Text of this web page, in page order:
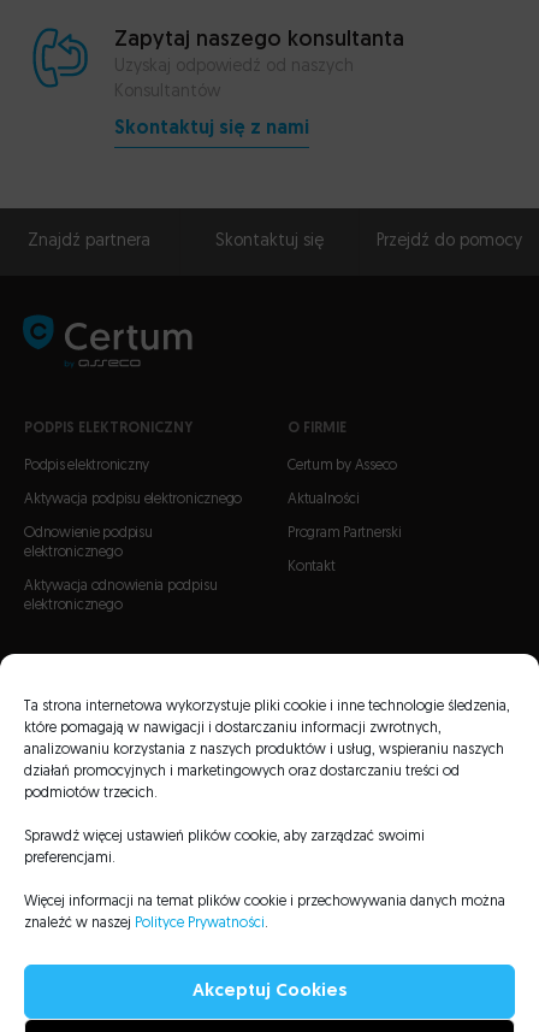
Ta strona internetowa wykorzystuje pliki cookie i inne technologie śledzenia,
które pomagają w nawigacji i dostarczaniu informacji zwrotnych,
analizowaniu korzystania z naszych produktów i usług, wspieraniu naszych
działań promocyjnych i marketingowych oraz dostarczaniu treści od
podmiotów trzecich.
Sprawdź więcej ustawień plików cookie, aby zarządzać swoimi
preferencjami.
Więcej informacji na temat plików cookie i przechowywania danych można
znaleźć w naszej Polityce Prywatności.
Akceptuj Cookies
Zapytaj naszego konsultanta
Uzyskaj odpowiedź od naszych
Konsultantów
Skontaktuj się z nami
PODPIS ELEKTRONICZNY
Podpis elektroniczny
Aktywacja podpisu elektronicznego
Odnowienie podpisu
elektronicznego
Aktywacja odnowienia podpisu
elektronicznego
Certyfikaty SSL
Certyfikaty S/MIME
Certyfikaty Code Signing
O FIRMIE
Certum by Asseco
Aktualności
Program Partnerski
Kontakt
Znajdź partnera Skontaktuj się Przejdź do pomocy
Listy CRL Repozytorium Informacje prawne
Polityka Prywatności